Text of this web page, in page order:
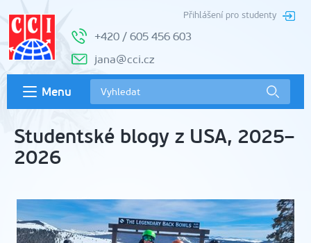
Přihlášení pro studenty
+420 / 605 456 603
jana@cci.cz
Menu
Studentské blogy z USA, 2025–
2026